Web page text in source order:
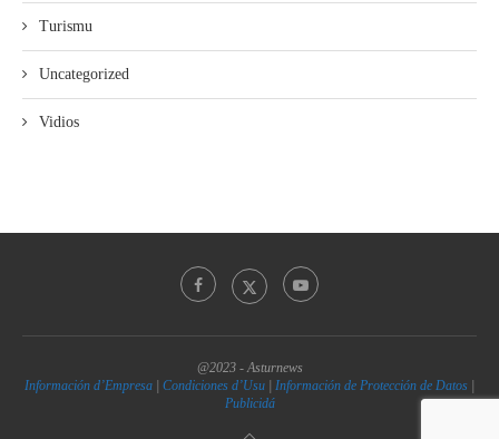
Turismu
Uncategorized
Vidios
@2023 - Asturnews
Información d’Empresa | Condiciones d’Usu | Información de Protección de Datos |
Publicidá